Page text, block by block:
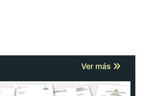
Ver más